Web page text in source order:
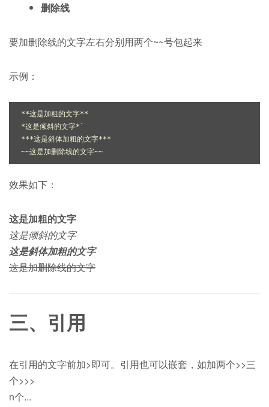
删除线
要加删除线的文字左右分别用两个~~号包起来
示例：
**这是加粗的文字**
*这是倾斜的文字*`
***这是斜体加粗的文字***
效果如下：
这是加粗的文字
这是倾斜的文字
这是斜体加粗的文字
这是加删除线的文字
三、引用
在引用的文字前加>即可。引用也可以嵌套，如加两个>>三
个>>>
n个...